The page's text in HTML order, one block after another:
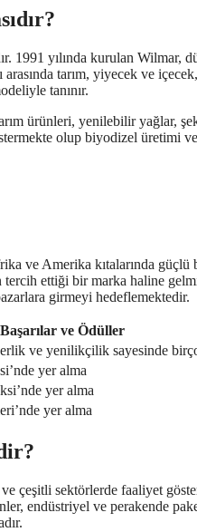
1991 yılında kurulan
tarım, yiyecek ve
tanınır.
ürünleri, yenilebilir yağlar,
olup biyodizel üretimi
ve Amerika kıtalarında
ettiği bir marka haline
girmeyi hedeflemektedir.
Başarılar ve Ödüller
ve yenilikçilik sayesinde
yer alma
yer alma
yer alma
çeşitli sektörlerde faaliyet
endüstriyel ve perakende